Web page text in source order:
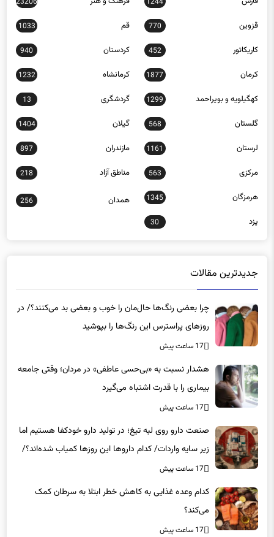
قزوین 770 قم 1033
کاریکاتور 452 کردستان 940
کرمان 1877 کرمانشاه 1232
کهگیلویه و بویراحمد 1299 گردشگری 13
گلستان 568 گیلان 1404
لرستان 1161 مازندران 897
مرکزی 563 مناطق آزاد 218
هرمزگان 1345
256
یزد 30
چرا بعضی رنگ‌ها حال‌مان را خوب و بعضی بد می‌کنند؟/ در
روزهای پراسترس این رنگ‌ها را بپوشید
17 ساعت پیش
هشدار نسبت به «بی‌حسی عاطفی» در مردان؛ وقتی جامعه
بیماری را با قدرت اشتباه می‌گیرد
17 ساعت پیش
صنعت دارو روی لبه تیغ؛ در تولید دارو خودکفا هستیم اما
زیر سایه واردات/ کدام داروها این روزها کمیاب شده‌اند؟/
«کشور سه ماه ذخیره دارویی دارد»
17 ساعت پیش
کدام وعده غذایی به کاهش خطر ابتلا به سرطان کمک
می‌کند؟
17 ساعت پیش